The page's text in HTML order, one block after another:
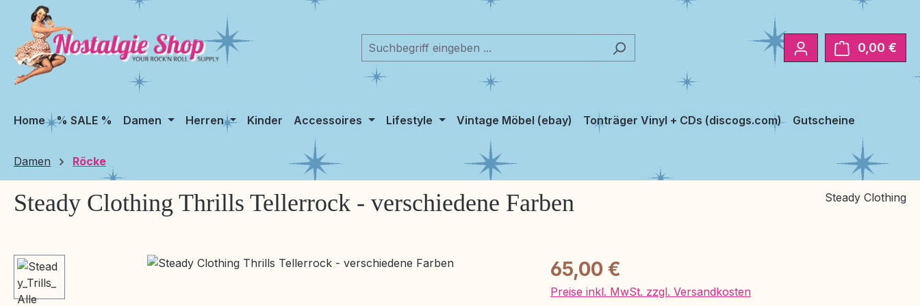
Hauptinhalt springen
Zur Suche springen
Zur Hauptnavigation springen
0,00 €
Home % SALE % Damen Herren Kinder Accessoires Lifestyle Vintage Möbel (ebay) Tonträger Vinyl + CDs (discogs.com) Gutscheine
Damen Röcke
Steady Clothing Thrills Tellerrock - verschiedene Farben Steady Clothing
Bildergalerie überspringen Regulärer Preis:
65,00 €
Preise inkl. MwSt. zzgl. Versandkosten